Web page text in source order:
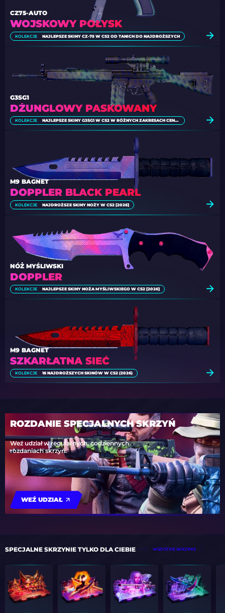
WOJSKOWY POŁYSK
CZ75-AUTO
KOLEKCJE NAJLEPSZE SKINY CZ-75 W CS2 OD TANICH DO NAJDROŻSZYCH
DŻUNGLOWY PASKOWANY
G3SG1
KOLEKCJE NAJLEPSZE SKINY G3SG1 W CS2 W RÓŻNYCH ZAKRESACH CENOWYCH
DOPPLER BLACK PEARL
M9 BAGNET
KOLEKCJE NAJDROŻSZE SKINY NOŻY W CS2 [2026]
DOPPLER
NÓŻ MYŚLIWSKI
KOLEKCJE NAJLEPSZE SKINY NOŻA MYŚLIWSKIEGO W CS2 [2026]
SZKARŁATNA SIEĆ
M9 BAGNET
KOLEKCJE 16 NAJDROŻSZYCH SKINÓW W CS2 (2026)
ROZDANIE SPECJALNYCH SKRZYŃ
Weź udział w regularnych, codziennych
rozdaniach skrzyń.
WEŹ UDZIAŁ
SPECJALNE SKRZYNIE TYLKO DLA CIEBIE WSZYSTKIE SKRZYNIE